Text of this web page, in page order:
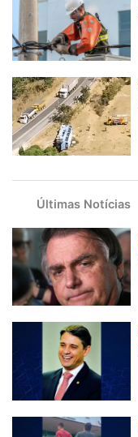
Últimas Notícias